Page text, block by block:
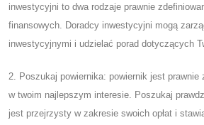
inwestycyjni to dwa rodzaje prawnie
finansowych. Doradcy inwestycyjni mogą
inwestycyjnymi i udzielać porad dotyczących
2. Poszukaj powiernika: powiernik jest prawnie
w twoim najlepszym interesie. Poszukaj
jest przejrzysty w zakresie swoich opłat i